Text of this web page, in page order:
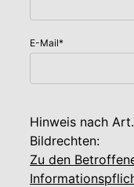
E-Mail*
Hinweis nach
Bildrechten:
Zu den